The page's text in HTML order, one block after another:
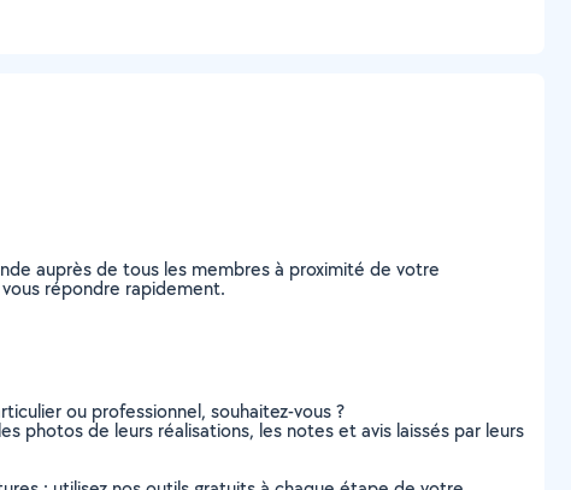
auprès de tous les membres à proximité de votre
répondre rapidement.
ou professionnel, souhaitez-vous ?
photos de leurs réalisations, les notes et avis laissés par leurs